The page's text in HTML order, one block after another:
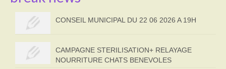
CONSEIL MUNICIPAL DU 22 06 2026 A 19H
CAMPAGNE STERILISATION+ RELAYAGE
NOURRITURE CHATS BENEVOLES